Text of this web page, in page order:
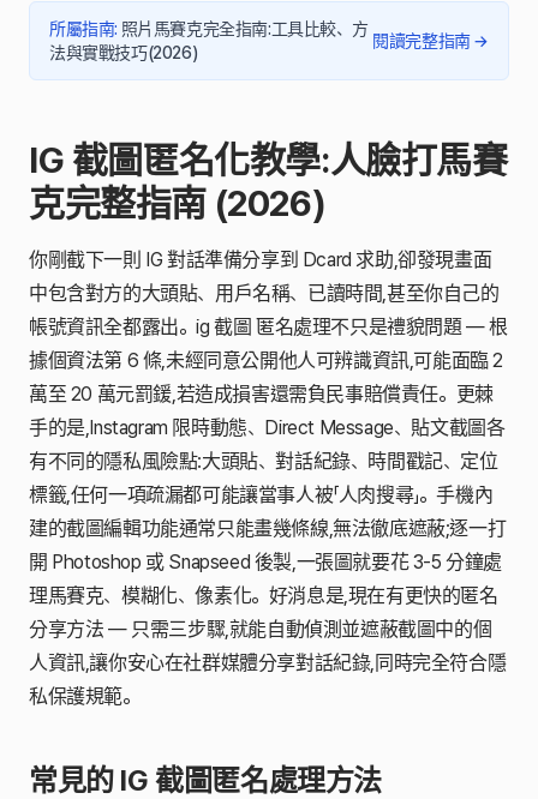
所屬指南: 照片馬賽克完全指南:工具比較、方
法與實戰技巧(2026)
閱讀完整指南 →
IG 截圖匿名化教學:人臉打馬賽
克完整指南 (2026)
你剛截下一則 IG 對話準備分享到 Dcard 求助,卻發現畫面
中包含對方的大頭貼、用戶名稱、已讀時間,甚至你自己的
帳號資訊全都露出。ig 截圖 匿名處理不只是禮貌問題 — 根
據個資法第 6 條,未經同意公開他人可辨識資訊,可能面臨 2
萬至 20 萬元罰鍰,若造成損害還需負民事賠償責任。更棘
手的是,Instagram 限時動態、Direct Message、貼文截圖各
有不同的隱私風險點:大頭貼、對話紀錄、時間戳記、定位
標籤,任何一項疏漏都可能讓當事人被「人肉搜尋」。手機內
建的截圖編輯功能通常只能畫幾條線,無法徹底遮蔽;逐一打
開 Photoshop 或 Snapseed 後製,一張圖就要花 3-5 分鐘處
理馬賽克、模糊化、像素化。好消息是,現在有更快的匿名
分享方法 — 只需三步驟,就能自動偵測並遮蔽截圖中的個
人資訊,讓你安心在社群媒體分享對話紀錄,同時完全符合隱
私保護規範。
常見的 IG 截圖匿名處理方法